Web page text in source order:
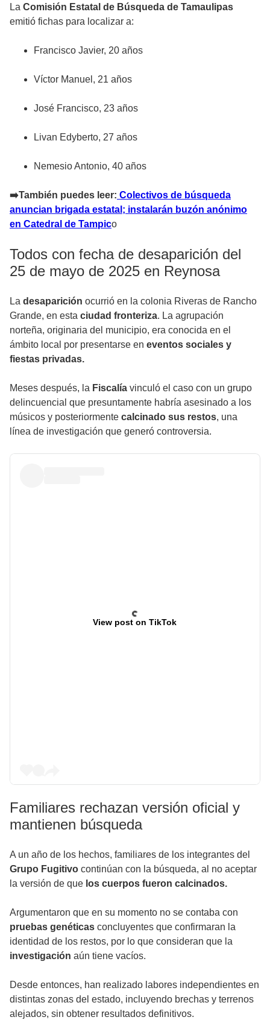
La Comisión Estatal de Búsqueda de Tamaulipas
emitió fichas para localizar a:
Francisco Javier, 20 años
Víctor Manuel, 21 años
José Francisco, 23 años
Livan Edyberto, 27 años
Nemesio Antonio, 40 años
➡️También puedes leer: Colectivos de búsqueda
anuncian brigada estatal; instalarán buzón anónimo
en Catedral de Tampico
Todos con fecha de desaparición del
25 de mayo de 2025 en Reynosa
La desaparición ocurrió en la colonia Riveras de Rancho
Grande, en esta ciudad fronteriza. La agrupación
norteña, originaria del municipio, era conocida en el
ámbito local por presentarse en eventos sociales y
fiestas privadas.
Meses después, la Fiscalía vinculó el caso con un grupo
delincuencial que presuntamente habría asesinado a los
músicos y posteriormente calcinado sus restos, una
línea de investigación que generó controversia.
View post on TikTok
Familiares rechazan versión oficial y
mantienen búsqueda
A un año de los hechos, familiares de los integrantes del
Grupo Fugitivo continúan con la búsqueda, al no aceptar
la versión de que los cuerpos fueron calcinados.
Argumentaron que en su momento no se contaba con
pruebas genéticas concluyentes que confirmaran la
identidad de los restos, por lo que consideran que la
investigación aún tiene vacíos.
Desde entonces, han realizado labores independientes en
distintas zonas del estado, incluyendo brechas y terrenos
alejados, sin obtener resultados definitivos.